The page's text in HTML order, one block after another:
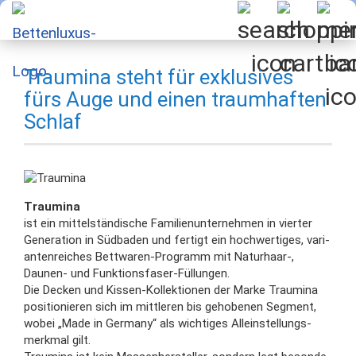
Traumina steht für exklusives
fürs Auge und einen traumhaften
Schlaf
Traumina
ist ein mit­tel­stän­di­sche Fa­mi­li­en­un­ter­neh­men in vierter
Generation in Süd­ba­den und fertigt ein hoch­wer­ti­ges, va­ri­
an­ten­rei­ches Bettwaren-Programm mit Naturhaar-,
Daunen- und Funktionsfaser-Füllungen.
Die De­cken und Kissen-Kollektionen der Mar­ke Traumi­na
positionieren sich im mitt­le­ren bis ge­ho­be­nen Seg­ment,
wo­bei „Ma­de in Ger­ma­ny“ als wich­ti­ges Al­lein­stel­lungs­
merk­mal gilt.